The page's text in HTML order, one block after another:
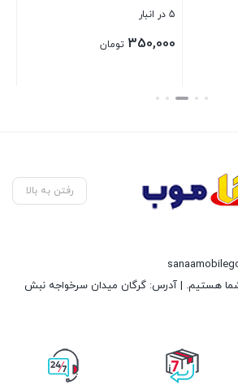
350,000 تومان
بستن
رفتن به بالا
شما هستیم. | آدرس: گرگان میدان سرخواجه نبش